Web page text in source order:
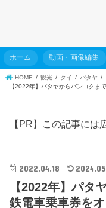
ホーム 動画・画像編集
HOME 観光 タイ
パタヤ
【2022年】パタヤからバンコクま
【PR】この記事には
2022.04.18
【2022年】パタ
鉄電車乗車券を